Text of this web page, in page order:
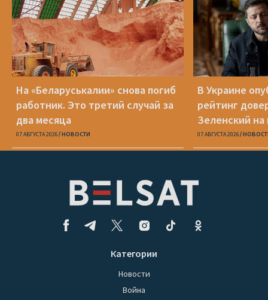
На «Беларуськалии» снова погиб
работник. Это третий случай за
два месяца
07 АВГУСТА 2026 НОВОСТИ
В Украине
рейтинг
Зеленский
07 АВГУСТА 2026
Категории
Новости
Война